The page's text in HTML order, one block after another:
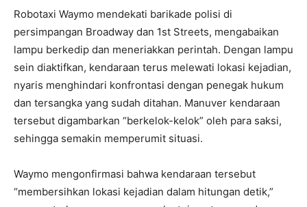
Robotaxi Waymo mendekati barikade polisi di
persimpangan Broadway dan 1st Streets, mengabaikan
lampu berkedip dan meneriakkan perintah. Dengan lampu
sein diaktifkan, kendaraan terus melewati lokasi kejadian,
nyaris menghindari konfrontasi dengan penegak hukum
dan tersangka yang sudah ditahan. Manuver kendaraan
tersebut digambarkan “berkelok-kelok” oleh para saksi,
sehingga semakin memperumit situasi.
Waymo mengonfirmasi bahwa kendaraan tersebut
“membersihkan lokasi kejadian dalam hitungan detik,”